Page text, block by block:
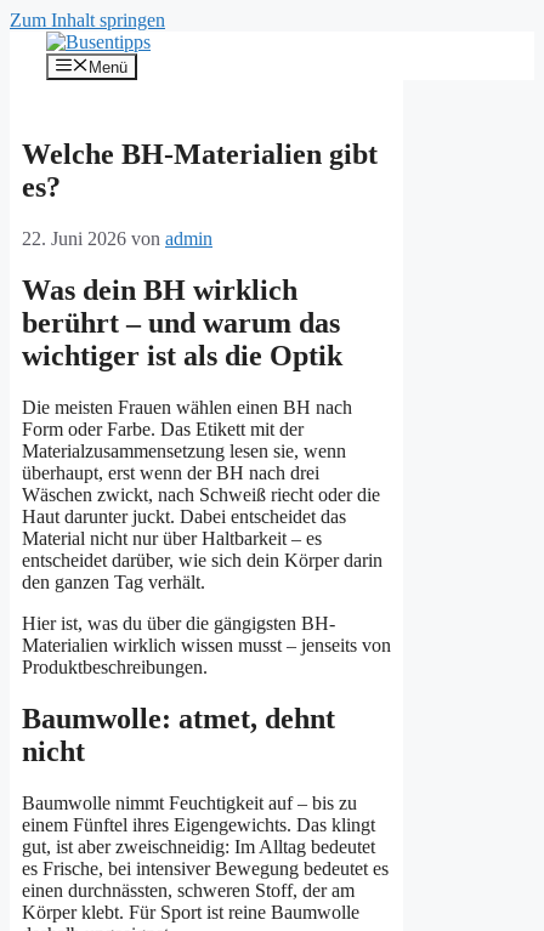
Zum Inhalt springen
Menü
Welche BH-Materialien gibt
es?
22. Juni 2026 von admin
Was dein BH wirklich
berührt – und warum das
wichtiger ist als die Optik
Die meisten Frauen wählen einen BH nach
Form oder Farbe. Das Etikett mit der
Materialzusammensetzung lesen sie, wenn
überhaupt, erst wenn der BH nach drei
Wäschen zwickt, nach Schweiß riecht oder die
Haut darunter juckt. Dabei entscheidet das
Material nicht nur über Haltbarkeit – es
entscheidet darüber, wie sich dein Körper darin
den ganzen Tag verhält.
Hier ist, was du über die gängigsten BH-
Materialien wirklich wissen musst – jenseits von
Produktbeschreibungen.
Baumwolle: atmet, dehnt
nicht
Baumwolle nimmt Feuchtigkeit auf – bis zu
einem Fünftel ihres Eigengewichts. Das klingt
gut, ist aber zweischneidig: Im Alltag bedeutet
es Frische, bei intensiver Bewegung bedeutet es
einen durchnässten, schweren Stoff, der am
Körper klebt. Für Sport ist reine Baumwolle